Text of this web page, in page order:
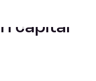
capital